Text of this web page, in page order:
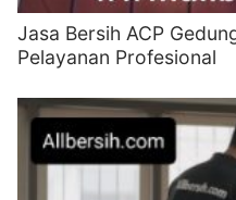
Jasa Bersih ACP
Pelayanan Profesional